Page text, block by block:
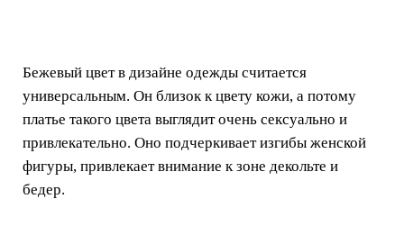
Бежевый цвет в дизайне одежды считается
универсальным. Он близок к цвету кожи, а потому
платье такого цвета выглядит очень сексуально и
привлекательно. Оно подчеркивает изгибы женской
фигуры, привлекает внимание к зоне декольте и
бедер.